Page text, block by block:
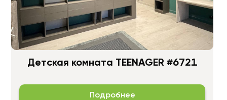
Детская комната TEENAGER #6721
Подробнее